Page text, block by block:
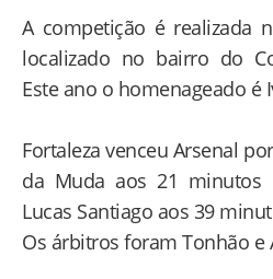
A competição é realizada
localizado no bairro do
Este ano o homenageado é
Fortaleza venceu Arsenal
da Muda aos 21
Lucas Santiago aos 39
Os árbitros foram Tonhão e